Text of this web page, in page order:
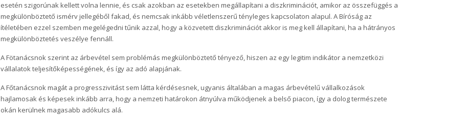
esetén szigorúnak kellett volna lennie, és csak azokban az esetekben megállapítani a diszkriminációt, amikor az összefüggés a
megkülönböztető ismérv jellegéből fakad, és nemcsak inkább véletlenszerű tényleges kapcsolaton alapul. A Bíróság az
ítéletében ezzel szemben megelégedni tűnik azzal, hogy a közvetett diszkriminációt akkor is meg kell állapítani, ha a hátrányos
megkülönböztetés veszélye fennáll.
A Fötanácsnok szerint az árbevétel sem problémás megkülönböztető tényező, hiszen az egy legitim indikátor a nemzetközi
vállalatok teljesítőképességének, és így az adó alapjának.
A Főtanácsnok magát a progresszivitást sem látta kérdésesnek, ugyanis általában a magas árbevételű vállalkozások
hajlamosak és képesek inkább arra, hogy a nemzeti határokon átnyúlva működjenek a belső piacon, így a dolog természete
okán kerülnek magasabb adókulcs alá.